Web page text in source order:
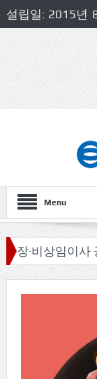
설립일: 2015년
집인 및 발행인:
책임자: 최상규
Menu
집 신동화